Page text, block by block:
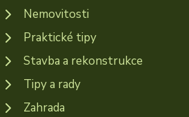
Nemovitosti
Praktické tipy
Stavba a rekonstrukce
Tipy a rady
Zahrada